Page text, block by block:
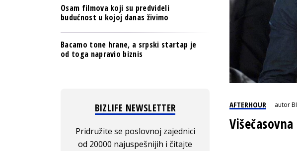
AFTERHOUR autor
Osam filmova koji su predvideli
budućnost u kojoj danas živimo
Bacamo tone hrane, a srpski startap je
od toga napravio biznis
BIZLIFE NEWSLETTER
Pridružite se poslovnoj zajednici
od 20000 najuspešnijih i čitajte